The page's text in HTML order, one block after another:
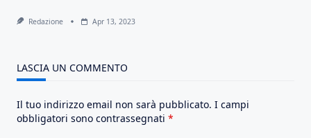
Redazione Apr 13, 2023
LASCIA UN COMMENTO
Il tuo indirizzo email non sarà pubblicato. I campi
obbligatori sono contrassegnati *